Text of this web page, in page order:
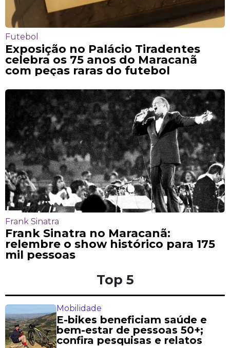
Futebol
Exposição no Palácio Tiradentes
celebra os 75 anos do Maracanã
com peças raras do futebol
Frank Sinatra
Frank Sinatra no Maracanã:
relembre o show histórico para 175
mil pessoas
Top 5
Mobilidade
E-bikes beneficiam saúde e
bem-estar de pessoas 50+;
confira pesquisas e relatos